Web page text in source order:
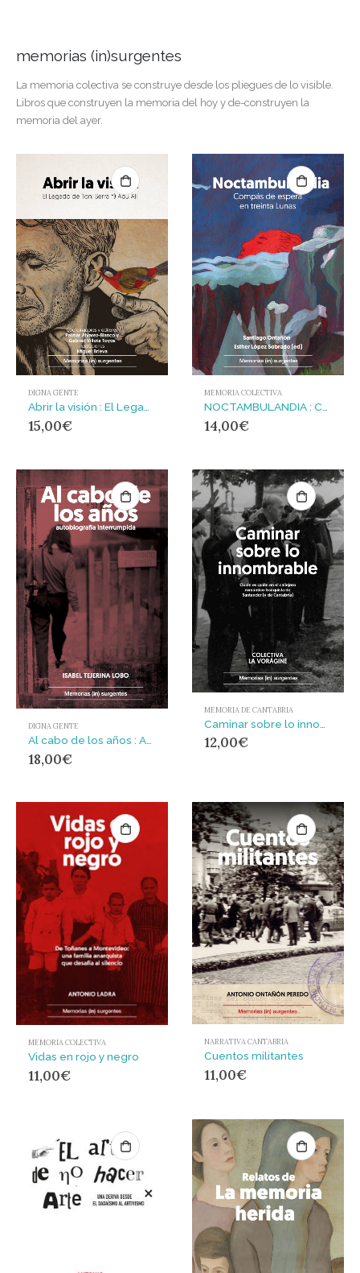
memorias (in)surgentes
La memoria colectiva se construye desde los pliegues de lo visible.
Libros que construyen la memoria del hoy y de-construyen la
memoria del ayer.
DIGNA GENTE
15,00€
MEMORIA COLECTIVA
NOCTAMBULANDIA : Compás de espera en treinta Lunas
14,00€
DIGNA GENTE
18,00€
MEMORIA DE CANTABRIA
12,00€
MEMORIA COLECTIVA
Vidas en rojo y negro
11,00€
NARRATIVA CANTABRIA
Cuentos militantes
11,00€